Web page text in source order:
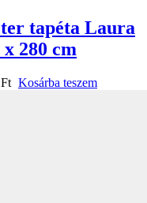
tapéta Laura
280 cm
Ft Kosárba teszem